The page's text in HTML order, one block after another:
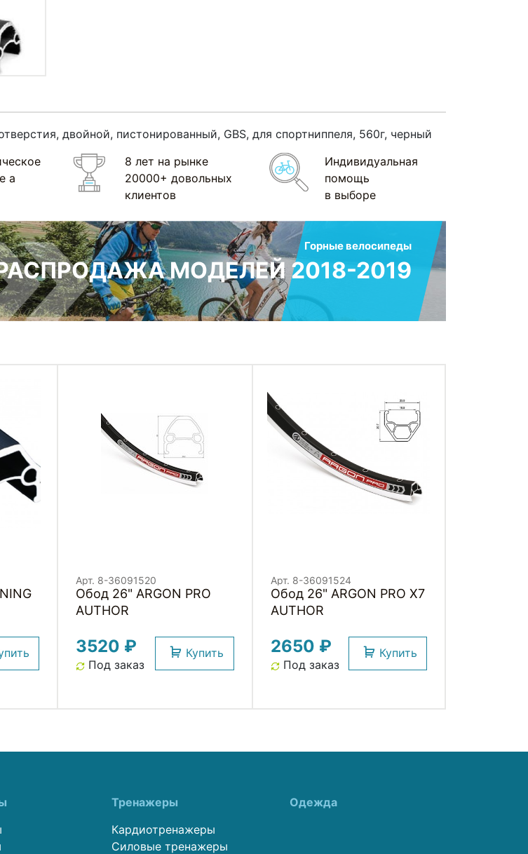
двойной, пистонированный, GBS, для спортниппеля, 560г, черный
а
8 лет на рынке
20000+ довольных
клиентов
Индивидуальная
помощь
в выборе
Горные велосипеды
МОДЕЛЕЙ 2018-2019
M4 SHINING
Арт. 8-36091520
Обод 26" ARGON PRO
AUTHOR
3520 ₽
Под заказ
Купить
Арт. 8-36091524
Обод 26" ARGON PRO X7
AUTHOR
2650 ₽
Под заказ
Купить
Тренажеры
Кардиотренажеры
Силовые тренажеры
Одежда